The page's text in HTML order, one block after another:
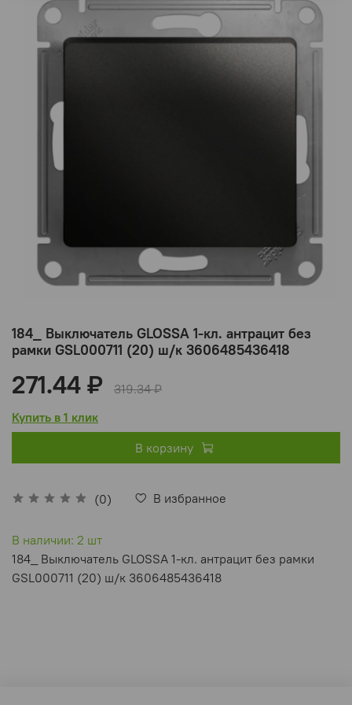
184_ Выключатель GLOSSA 1-кл. антрацит без
рамки GSL000711 (20) ш/к 3606485436418
(0) В избранное
271.44 ₽
319.34 ₽
Купить в 1 клик
В корзину
В наличии: 2 шт
184_ Выключатель GLOSSA 1-кл. антрацит без рамки
GSL000711 (20) ш/к 3606485436418